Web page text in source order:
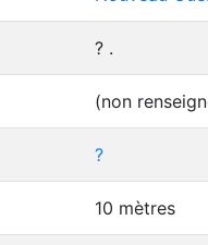
? .
(non
?
10 mètres